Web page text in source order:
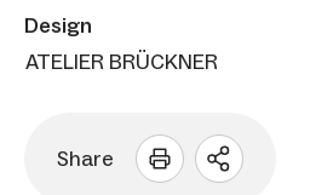
Design
ATELIER BRÜCKNER
Share
Sharing